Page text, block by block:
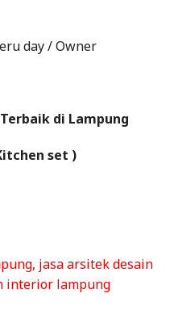
day / Owner
di Lampung
set )
, jasa arsitek desain
interior lampung